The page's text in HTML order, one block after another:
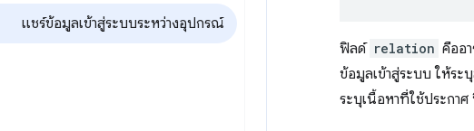
แชร์ข้อมูลเข้าสู่ระบบระหว่างอุปกรณ์
ฟิลด์ relation คืออ
ข้อมูลเข้าสู่ระบบ ให้ระ
ระบุเนื้อหาที่ใช้ประกา